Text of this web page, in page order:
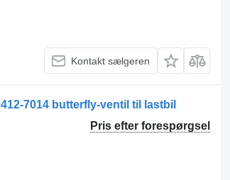
Kontakt sælgeren
7014 butterfly-ventil til lastbil
Pris efter forespørgsel